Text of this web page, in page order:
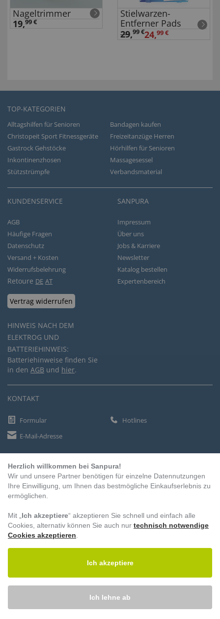
Nageltrimmer
19,99 €
Stielwarzen-
Entferner Pads
29,99 €24,99 €
TOP-KATEGORIEN
Alltagshilfen für Senioren
Bandagen kaufen
Christopeit Sport Fitnessgeräte
Freizeitanzüge Herren
Gastrock Gehstöcke
Hörhilfen für Senioren
Inkontinenzhosen
Massagesessel
Stützstrümpfe
Verbandsmaterial
KUNDENSERVICE
AGB
Häufige Fragen
Datenschutz
Versand + Kosten
Widerrufsbelehrung
Retoure DE AT
Vertrag widerrufen
HINWEIS NACH DEM
ELEKTROG UND
BATTERIEHINWEIS:
Batteriehinweise finden Sie
in den AGB und hier.
SANPURA
Impressum
Über uns
Jobs & Karriere
Newsletter
Katalog bestellen
Expertenbereich
KONTAKT
Formular
Hotlines
E-Mail-Adresse
ZAHLUNGSARTEN
Vorkasse
BESUCHEN SIE UNS
Herzlich willkommen bei Sanpura!
Wir und unsere Partner benötigen für einzelne Datennutzungen
Ihre Einwilligung, um Ihnen das bestmögliche Einkaufserlebnis zu
ermöglichen.
Mit „ Ich akzeptiere“ akzeptieren Sie schnell und einfach alle
Cookies, alternativ können Sie auch nur technisch notwendige
Cookies akzeptieren
Ich akzeptiere
Ich lehne ab